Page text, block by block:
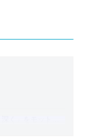
く」をモットー